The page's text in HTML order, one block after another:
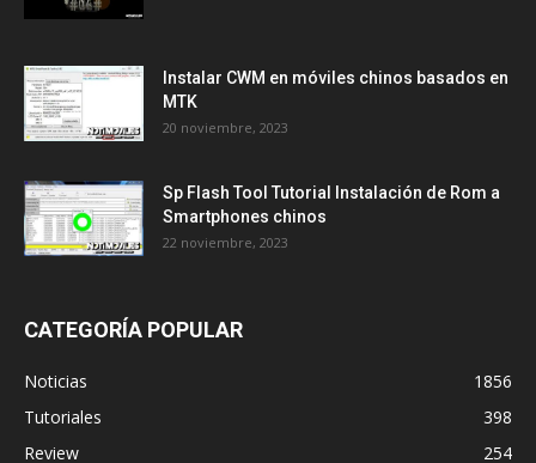
Instalar CWM en móviles chinos basados en
MTK
20 noviembre, 2023
Sp Flash Tool Tutorial Instalación de Rom a
Smartphones chinos
22 noviembre, 2023
CATEGORÍA POPULAR
Noticias
1856
Tutoriales
398
Review
254